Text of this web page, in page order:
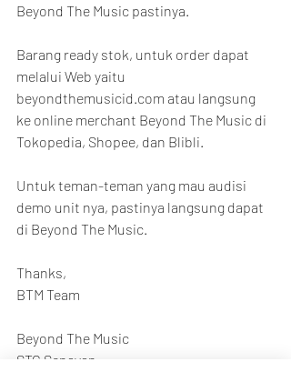
Beyond The Music pastinya.
Barang ready stok, untuk order dapat
melalui Web yaitu
beyondthemusicid.com atau langsung
ke online merchant Beyond The Music di
Tokopedia, Shopee, dan Blibli.
Untuk teman-teman yang mau audisi
demo unit nya, pastinya langsung dapat
di Beyond The Music.
Thanks,
BTM Team
Beyond The Music
STC Senayan